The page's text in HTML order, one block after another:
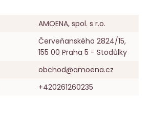
AMOENA, spol. s r.o.
Červeňanského 2824/15,
155 00 Praha 5 - Stodůlky
obchod@amoena.cz
+420261260235